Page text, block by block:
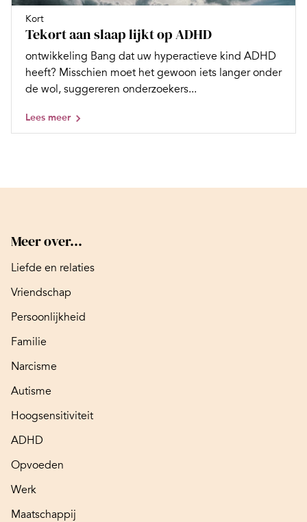
Kort
Tekort aan slaap lijkt op ADHD
ontwikkeling Bang dat uw hyperactieve kind ADHD
heeft? Misschien moet het gewoon iets langer onder
de wol, suggereren onderzoekers...
Lees meer
Meer over...
Liefde en relaties
Vriendschap
Persoonlijkheid
Familie
Narcisme
Autisme
Hoogsensitiviteit
ADHD
Opvoeden
Werk
Maatschappij